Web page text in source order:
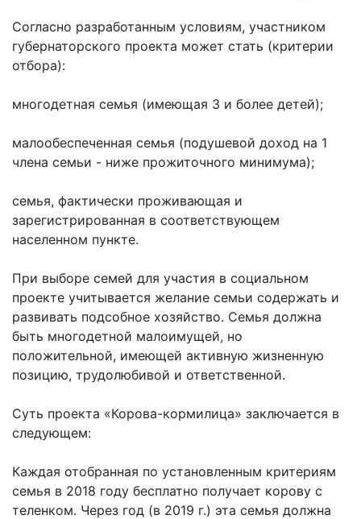
Согласно разработанным условиям, участником
губернаторского проекта может стать (критерии
отбора):
многодетная семья (имеющая 3 и более детей);
малообеспеченная семья (подушевой доход на 1
члена семьи - ниже прожиточного минимума);
семья, фактически проживающая и
зарегистрированная в соответствующем
населенном пункте.
При выборе семей для участия в социальном
проекте учитывается желание семьи содержать и
развивать подсобное хозяйство. Семья должна
быть многодетной малоимущей, но
положительной, имеющей активную жизненную
позицию, трудолюбивой и ответственной.
Суть проекта «Корова-кормилица» заключается в
следующем:
Каждая отобранная по установленным критериям
семья в 2018 году бесплатно получает корову с
теленком. Через год (в 2019 г.) эта семья должна